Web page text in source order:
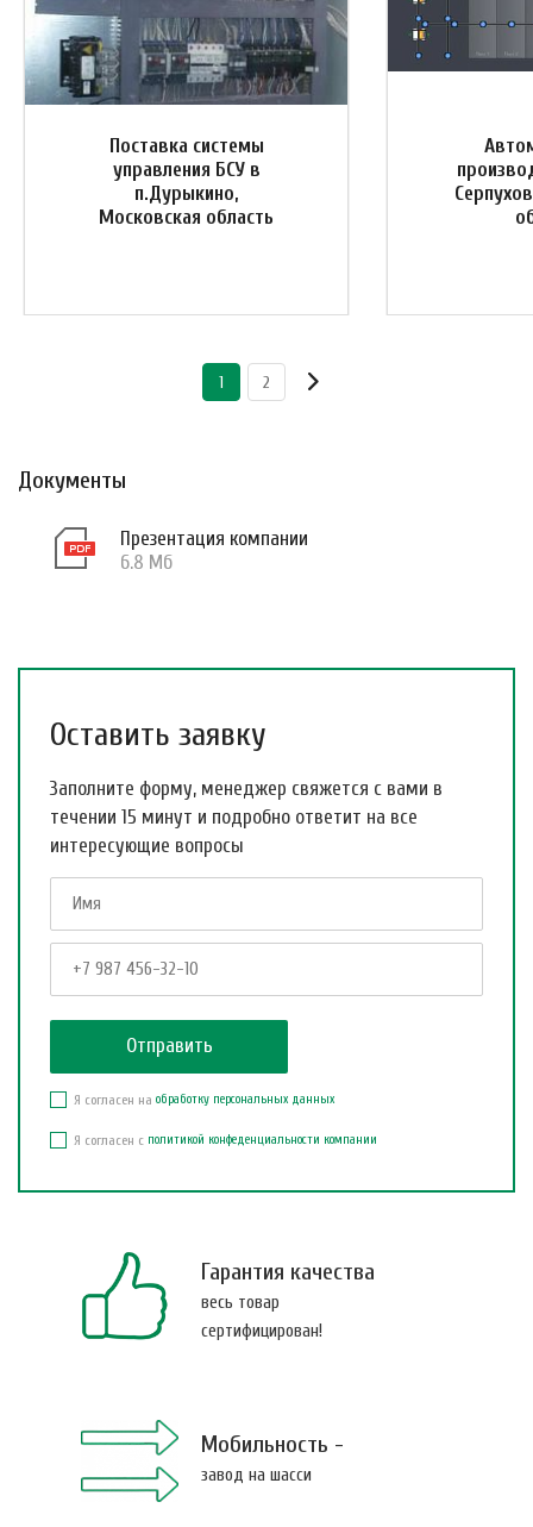
Поставка системы
управления БСУ в
п.Дурыкино,
Московская область
1 2
Документы
Презентация компании
6.8 Мб
Оставить заявку
Заполните форму, менеджер свяжется с вами в
течении 15 минут и подробно ответит на все
интересующие вопросы
Я согласен на обработку персональных данных
Я согласен с политикой конфеденциальности компании
Гарантия качества
весь товар
сертифицирован!
Мобильность -
завод на шасси